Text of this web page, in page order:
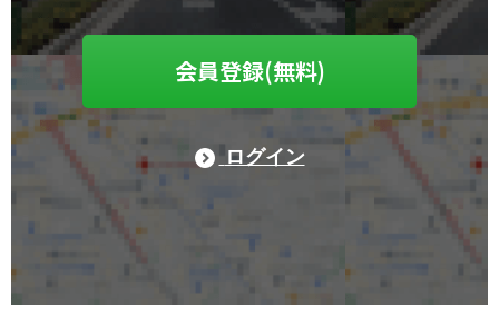
会員登録(無料)
ログイン